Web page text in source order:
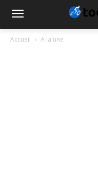
Accueil A la une